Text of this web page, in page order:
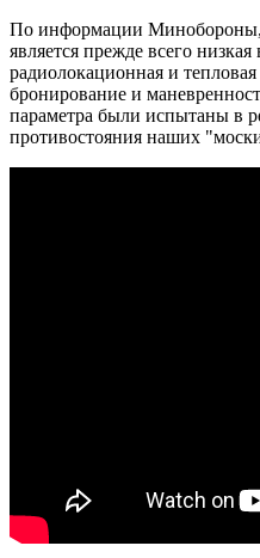
По информации Минобороны,
является прежде всего
радиолокационная и
бронирование и
параметра были испытаны в
противостояния наших